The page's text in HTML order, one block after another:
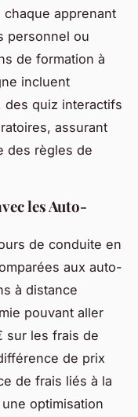
apprenant
personnel ou
de formation à
incluent
des quiz interactifs
assurant
des règles de
les Auto-
de conduite en
aux auto-
à distance
pouvant aller
sur les frais de
de prix
de frais liés à la
optimisation